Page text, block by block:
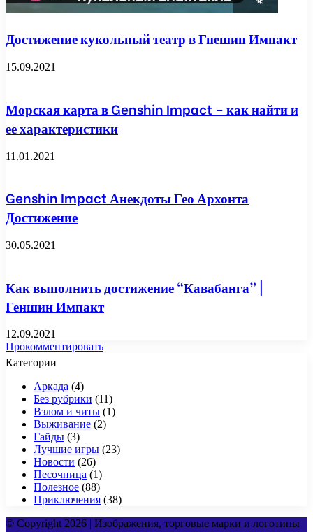
Достижение кукольный театр в Гнешин Импакт
15.09.2021
Морская карта в Genshin Impact – как найти и
ее характеристики
11.01.2021
Genshin Impact Анекдоты Гео Архонта
Достижение
30.05.2021
Как выполнить достижение “Кавабанга” |
Геншин Импакт
12.09.2021
Прокомментировать
Категории
Аркада (4)
Без рубрики (11)
Взлом и читы (1)
Выживание (2)
Гайды (3)
Лучшие игры (23)
Новости (26)
Песочница (1)
Полезное (88)
Приключения (38)
© Copyright 2026 | Изображения, торговые марки и логотипы